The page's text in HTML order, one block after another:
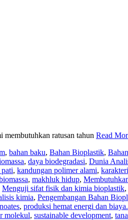
membutuhkan ratusan tahun Read
, bahan baku, Bahan Bioplastik,
, daya biodegradasi, Dunia
, kandungan polimer alami,
, makhluk hidup,
Menguji sifat fisik dan kimia bioplastik,
kimia, Pengembangan Bahan
, produksi hemat energi dan biaya.
molekul, sustainable development,